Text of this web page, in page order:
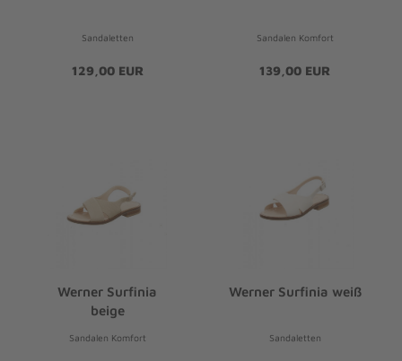
Sandaletten
129,00 EUR
Sandalen Komfort
139,00 EUR
Werner Surfinia
beige
Sandalen Komfort
Werner Surfinia weiß
Sandaletten